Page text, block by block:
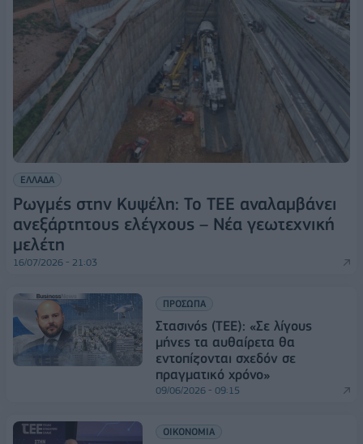
ΕΛΛΑΔΑ
Ρωγμές στην Κυψέλη: Το ΤΕΕ αναλαμβάνει
ανεξάρτητους ελέγχους – Νέα γεωτεχνική
μελέτη
16/07/2026 - 21:03
ΠΡΟΣΩΠΑ
Στασινός (TEE): «Σε λίγους
μήνες τα αυθαίρετα θα
εντοπίζονται σχεδόν σε
πραγματικό χρόνο»
09/06/2026 - 09:15
ΟΙΚΟΝΟΜΙΑ